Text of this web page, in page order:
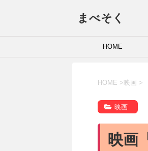
まべそく
HOME
HOME > 映画 >
映画
映画